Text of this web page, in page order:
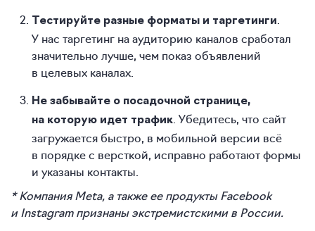
Тестируйте разные форматы и таргетинги
У нас таргетинг на аудиторию каналов сработал
значительно лучше, чем показ объявлений
в целевых каналах.
Не забывайте о посадочной странице,
на которую идет трафик . Убедитесь, что сайт
загружается быстро, в мобильной версии всё
в порядке с версткой, исправно работают формы
и указаны контакты.
* Компания Meta, а также ее продукты Facebook
и Instagram признаны экстремистскими в России.